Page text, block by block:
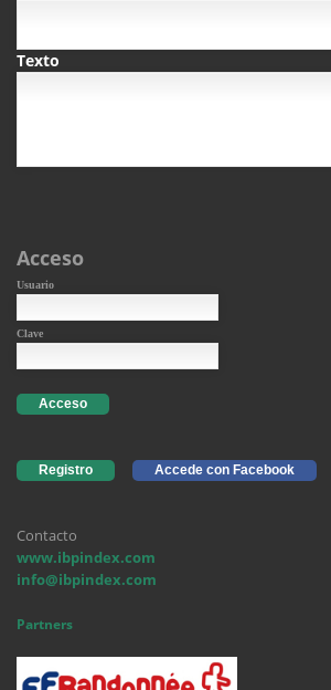
Texto
Acceso
Usuario
Clave
Acceso
Registro Accede con Facebook
Contacto
www.ibpindex.com
info@ibpindex.com
Partners